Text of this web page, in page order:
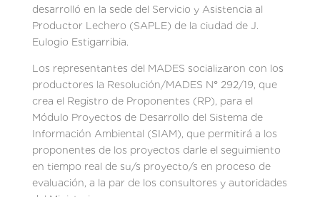
desarrolló en la sede del Servicio y Asistencia al
Productor Lechero (SAPLE) de la ciudad de J.
Eulogio Estigarribia.
Los representantes del MADES socializaron con los
productores la Resolución/MADES N° 292/19, que
crea el Registro de Proponentes (RP), para el
Módulo Proyectos de Desarrollo del Sistema de
Información Ambiental (SIAM), que permitirá a los
proponentes de los proyectos darle el seguimiento
en tiempo real de su/s proyecto/s en proceso de
evaluación, a la par de los consultores y autoridades